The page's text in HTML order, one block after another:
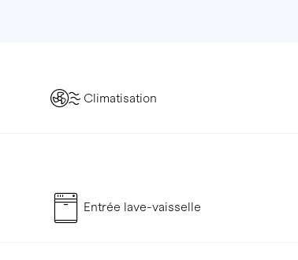
Climatisation
Entrée lave-vaisselle